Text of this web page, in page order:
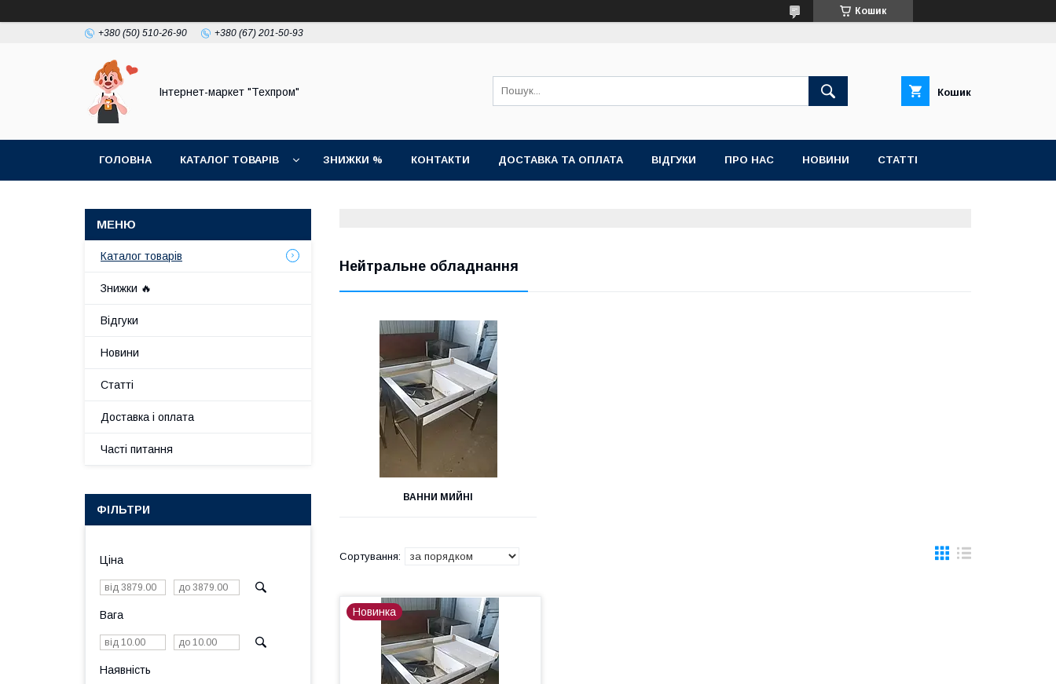
Кошик
+380 (50) 510-26-90 +380 (67) 201-50-93
Інтернет-маркет "Техпром" Кошик
ГОЛОВНА КАТАЛОГ ТОВАРIВ ЗНИЖКИ % КОНТАКТИ ДОСТАВКА ТА ОПЛАТА ВІДГУКИ ПРО НАС НОВИНИ СТАТТІ
Нейтральне обладнання
ВАННИ МИЙНІ
Новинка
Каталог товарiв
Знижки 🔥
Відгуки
Новини
Статті
Доставка і оплата
Часті питання
ФІЛЬТРИ
Ціна
Вага
Наявність